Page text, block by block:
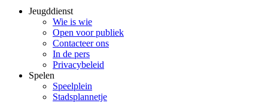
Jeugddienst
Wie is wie
Open voor publiek
Contacteer ons
In de pers
Privacybeleid
Spelen
Speelplein
Stadsplannetje